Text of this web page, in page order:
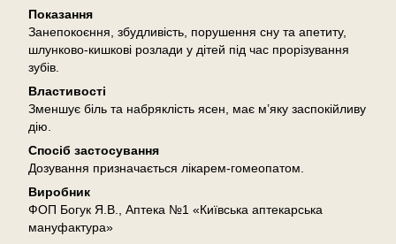
Показання
Занепокоєння, збудливість, порушення сну та апетиту,
шлунково-кишкові розлади у дітей під час прорізування
зубів.
Властивості
Зменшує біль та набряклість ясен, має м’яку заспокійливу
дію.
Спосіб застосування
Дозування призначається лікарем-гомеопатом.
Виробник
ФОП Богук Я.В., Аптека №1 «Київська аптекарська
мануфактура»